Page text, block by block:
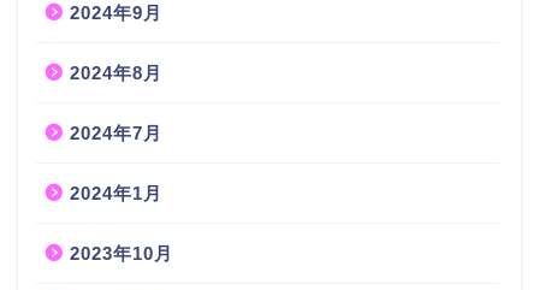
2024年9月
2024年8月
2024年7月
2024年1月
2023年10月